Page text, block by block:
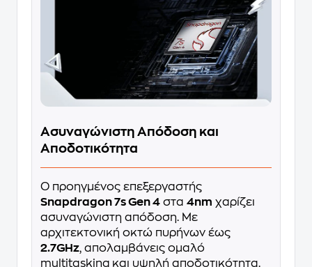
Ασυναγώνιστη Απόδοση και
Αποδοτικότητα
Ο προηγμένος επεξεργαστής
Snapdragon 7s Gen 4 στα 4nm χαρίζει
ασυναγώνιστη απόδοση. Με
αρχιτεκτονική οκτώ πυρήνων έως
2.7GHz, απολαμβάνεις ομαλό
multitasking και υψηλή αποδοτικότητα.